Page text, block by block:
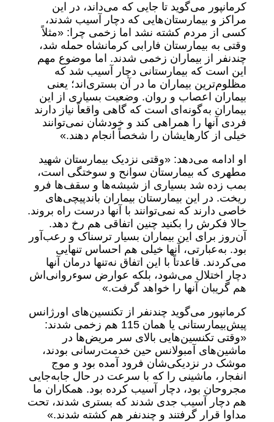
کرمانپور می‌گوید تا جایی که می‌داند، در این
مراکز و بیمارستان‌هایی که دچار آسیب شدند،
کسی از مردم کشته نشد اما زخمی چرا: «مثلاً
وقتی به بیمارستان فارابی کرمانشاه حمله شد،
چندنفر از بیماران زخمی شدند. اما موضوع مهم
این است که بیمارستانی دچار آسیب شد که
مظلوم‌ترین بیماران ما در آن بستری‌اند؛ یعنی
بیماران اعصاب و روان. وضعیت بسیاری از این
بیماران به‌گونه‌ای است که گاهی واقعاً نیاز دارند
فردی آنها را همراهی کند و خودشان نمی‌توانند
خیلی از کارهایشان را شخصاً انجام دهند.»
او ادامه می‌دهد: «وقتی نزدیک بیمارستان شهید
مطهری که بیمارستان سوانح و سوختگی است،
بمب زده شد بسیاری از شیشه‌ها و سقف‌ها فرو
ریخت. در این بیمارستان بیماران باندپیچی‌های
خاصی دارند که نمی‌توانند با آنها درست راه بروند.
حالا فکرش را بکنید چنین اتفاقی هم رخ دهد.
آن‌روز برای این بیماران بسیار ترسناک و رعب‌آور
بود. به‌عبارتی، آنها خیلی هم احساس تنهایی
می‌کردند. قاعدتاً با این اتفاق نه‌تنها درمان آنها
دچار اختلال می‌شود، بلکه عوارض سوء‌روانی‌اش
هم گریبان آنها را خواهد گرفت.»
کرمانپور می‌گوید چندنفر از تکنسین‌های اورژانس
پیش‌بیمارستانی یا همان 115 هم زخمی شدند:
«وقتی تکنسین‌هایی بالای سر مریض‌ها در
ماشین‌های آمبولانس حین خدمت‌رسانی بودند،
موشک در نزدیکی‌شان فرود آمده بود و موج
انفجار، ماشینی را که با سرعت در حال جابه‌جایی
مجروحان بود، دچار آسیب کرده بود. همکاران ما
هم دچار آسیب جدی شدند که بستری شدند، تحت
مداوا قرار گرفتند و چندنفر هم کشته شدند.»